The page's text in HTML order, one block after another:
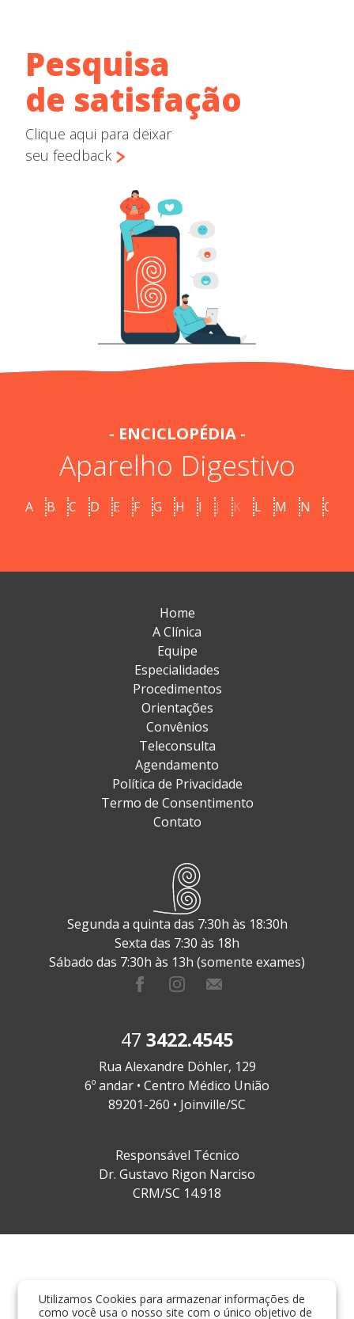
Pesquisa
de satisfação
Clique aqui para deixar
seu feedback
- ENCICLOPÉDIA -
Aparelho Digestivo
A B C D E F G H I J K L M N O
Home
A Clínica
Equipe
Especialidades
Procedimentos
Orientações
Convênios
Teleconsulta
Agendamento
Política de Privacidade
Termo de Consentimento
Contato
Segunda a quinta das 7:30h às 18:30h
Sexta das 7:30 às 18h
Sábado das 7:30h às 13h (somente exames)
47 3422.4545
Rua Alexandre Döhler, 129
6º andar • Centro Médico União
89201-260 • Joinville/SC
Responsável Técnico
Dr. Gustavo Rigon Narciso
CRM/SC 14.918
Utilizamos Cookies para armazenar informações de
como você usa o nosso site com o único objetivo de